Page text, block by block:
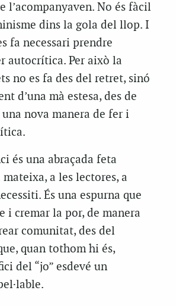
l’acompanyaven. No és fàcil
dins la gola del llop. I
fa necessari prendre
autocrítica. Per això la
no es fa des del retret, sinó
d’una mà estesa, des de
nova manera de fer i
és una abraçada feta
a les lectores, a
És una espurna que
i cremar la por, de manera
comunitat, des del
quan tothom hi és,
del “jo” esdevé un